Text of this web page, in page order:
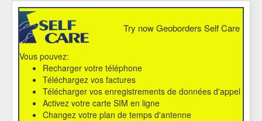
Try now Geoborders Self Care
Vous pouvez:
Recharger votre téléphone
Téléchargez vos factures
Télécharger vos enregistrements de données d'appel
Activez votre carte SIM en ligne
Changez votre plan de temps d'antenne